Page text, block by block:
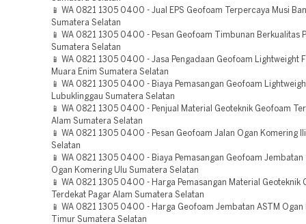
📱 WA 0821 1305 0400 - Jual EPS Geofoam Terpercaya Musi
Sumatera Selatan
📱 WA 0821 1305 0400 - Pesan Geofoam Timbunan Berkualitas
Sumatera Selatan
📱 WA 0821 1305 0400 - Jasa Pengadaan Geofoam Lightweight
Muara Enim Sumatera Selatan
📱 WA 0821 1305 0400 - Biaya Pemasangan Geofoam
Lubuklinggau Sumatera Selatan
📱 WA 0821 1305 0400 - Penjual Material Geoteknik Geofoam
Alam Sumatera Selatan
📱 WA 0821 1305 0400 - Pesan Geofoam Jalan Ogan Komering
Selatan
📱 WA 0821 1305 0400 - Biaya Pemasangan Geofoam Jembatan
Ogan Komering Ulu Sumatera Selatan
📱 WA 0821 1305 0400 - Harga Pemasangan Material Geoteknik
Terdekat Pagar Alam Sumatera Selatan
📱 WA 0821 1305 0400 - Harga Geofoam Jembatan ASTM Ogan
Timur Sumatera Selatan